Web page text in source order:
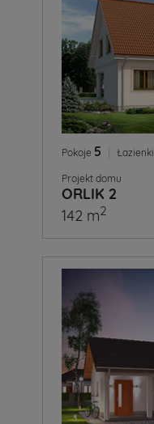
Pokoje 5 Łazienki
Projekt domu
ORLIK 2
142 m2